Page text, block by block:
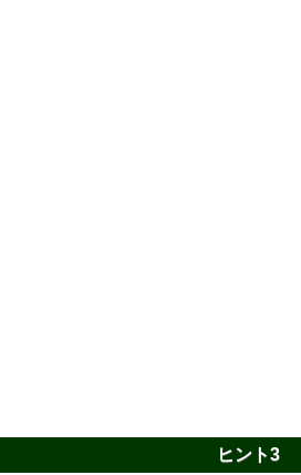
ヒント3